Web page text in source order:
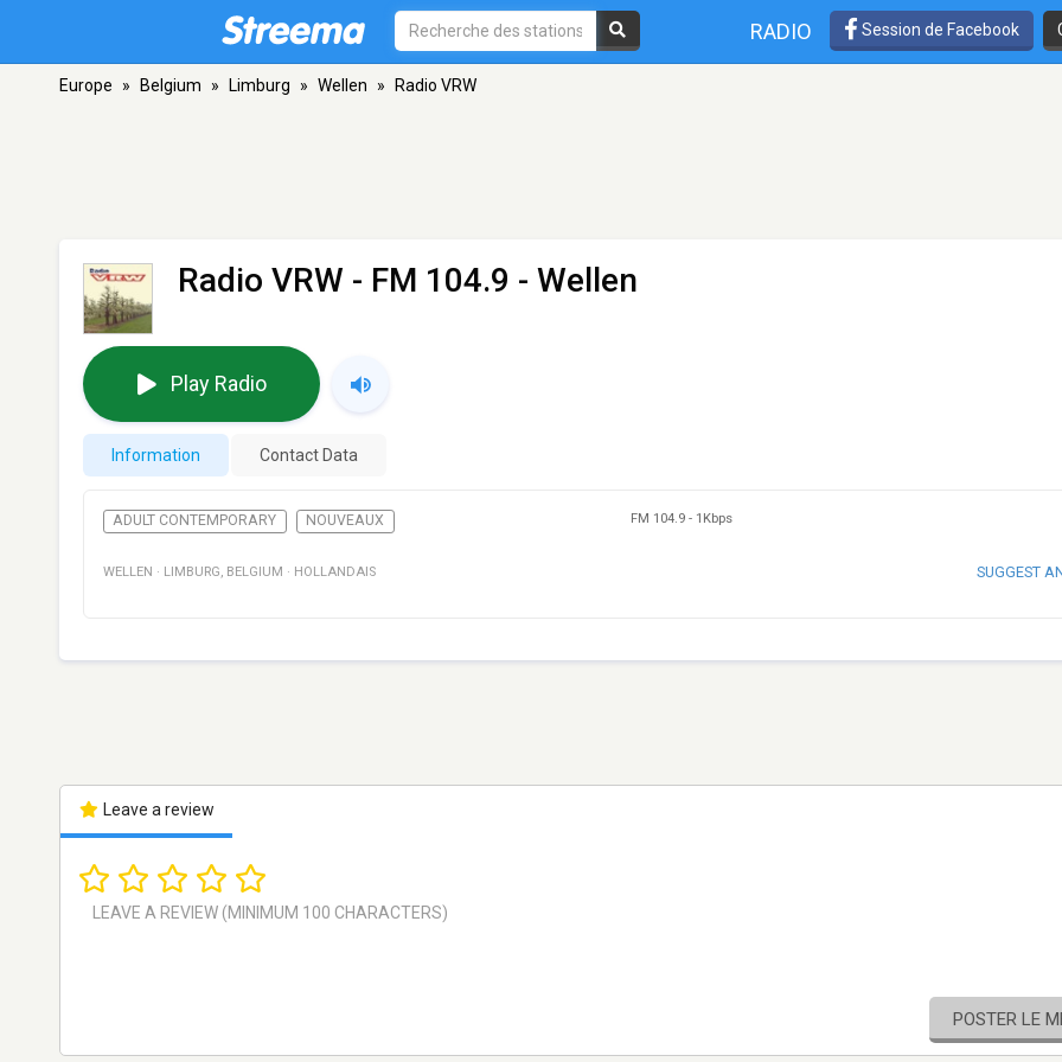
RADIO Session de Facebook
Europe » Belgium » Limburg » Wellen » Radio VRW
Radio VRW - FM 104.9 - Wellen
Play Radio
Information Contact Data
ADULT CONTEMPORARY NOUVEAUX FM 104.9 - 1Kbps
WELLEN · LIMBURG, BELGIUM · HOLLANDAIS SUGGEST
Leave a review
POSTER LE